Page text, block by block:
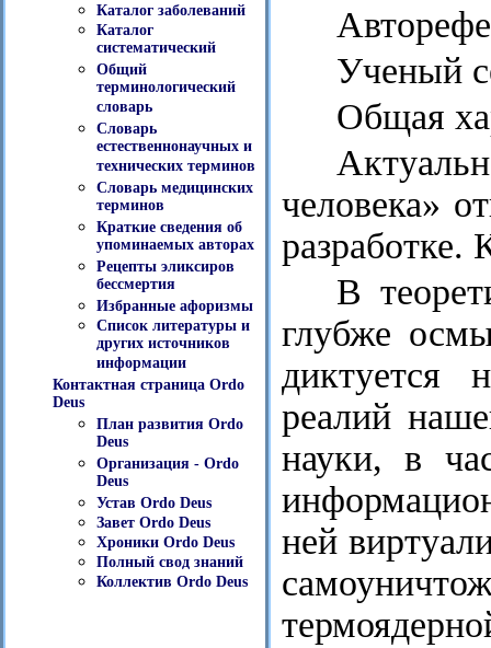
Каталог заболеваний
Каталог
систематический
Общий
терминологический
словарь
Словарь
естественнонаучных и
технических терминов
Словарь медицинских
терминов
Краткие сведения об
упоминаемых авторах
Рецепты эликсиров
бессмертия
Избранные афоризмы
Список литературы и
других источников
информации
Контактная страница Ordo
Deus
План развития Ordo
Deus
Организация - Ordo
Deus
Устав Ordo Deus
Завет Ordo Deus
Хроники Ordo Deus
Полный свод знаний
Коллектив Ordo Deus
Ученый
Общая
человека»
разработке.
В
глубже
диктуется
реалий
науки, в
ней